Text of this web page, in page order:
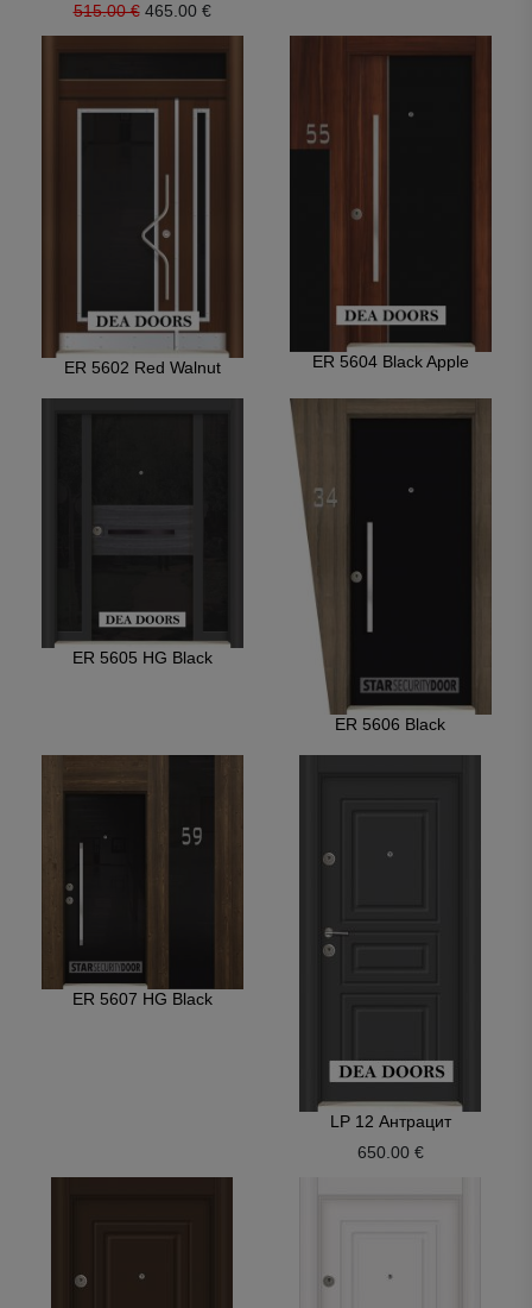
515.00 € 465.00 €
ER 5602 Red Walnut ER 5604 Black Apple
ER 5605 HG Black
ER 5606 Black
ER 5607 HG Black
LP 12 Антрацит
650.00 €